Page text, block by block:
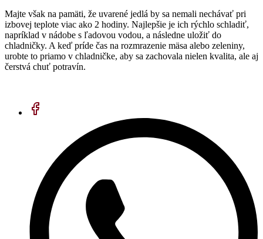
Majte však na pamäti, že uvarené jedlá by sa nemali nechávať pri
izbovej teplote viac ako 2 hodiny. Najlepšie je ich rýchlo schladiť,
napríklad v nádobe s ľadovou vodou, a následne uložiť do
chladničky. A keď príde čas na rozmrazenie mäsa alebo zeleniny,
urobte to priamo v chladničke, aby sa zachovala nielen kvalita, ale aj
čerstvá chuť potravín.